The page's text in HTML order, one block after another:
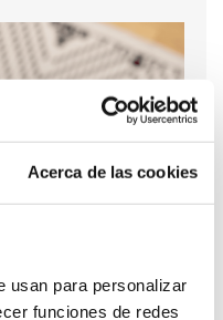
Acerca de las cookies
usan para personalizar
funciones de redes